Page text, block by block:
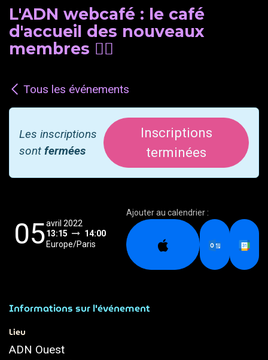
L'ADN webcafé : le café
d'accueil des nouveaux
membres 🖐🏽
Tous les événements
Les inscriptions
sont fermées
Inscriptions
terminées
05avril 2022
13:15
14:00
Europe/Paris
Ajouter au calendrier :
Informations sur l'événement
Lieu
ADN Ouest